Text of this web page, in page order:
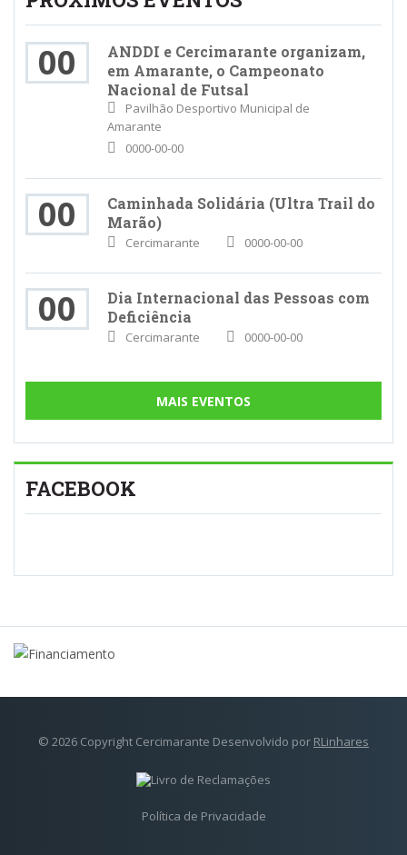
00
ANDDI e Cercimarante organizam,
em Amarante, o Campeonato
Nacional de Futsal
Pavilhão Desportivo Municipal de
Amarante
0000-00-00
00
Caminhada Solidária (Ultra Trail do
Marão)
Cercimarante 0000-00-00
00
Dia Internacional das Pessoas com
Deficiência
Cercimarante 0000-00-00
MAIS EVENTOS
FACEBOOK
© 2026 Copyright Cercimarante Desenvolvido por RLinhares
Política de Privacidade